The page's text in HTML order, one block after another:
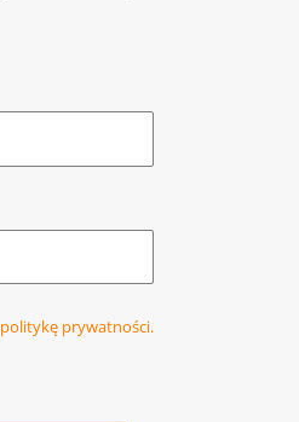
politykę prywatności.